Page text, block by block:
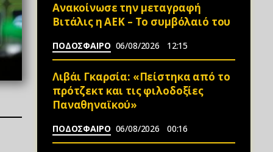
Ανακοίνωσε την μεταγραφή
Βιτάλις η ΑΕΚ – Το συμβόλαιό του
ΠΟΔΟΣΦΑΙΡΟ 06/08/2026 12:15
Λιβάι Γκαρσία: «Πείστηκα από το
πρότζεκτ και τις φιλοδοξίες
Παναθηναϊκού»
ΠΟΔΟΣΦΑΙΡΟ 06/08/2026 00:16